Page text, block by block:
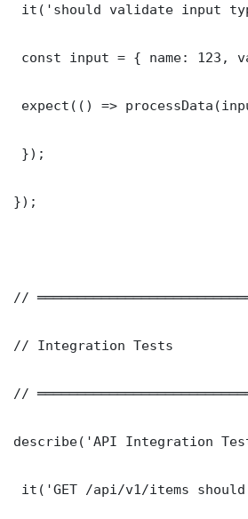
it('should validate input
const input = { name: 123,
expect(() =>
});
});
//
// Integration Tests
//
describe('API Integration
it('GET /api/v1/items